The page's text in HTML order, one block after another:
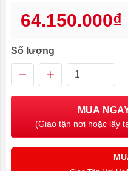
64.150.000₫
Số lượng
MUA
(Giao tận nơi hoặc lấy